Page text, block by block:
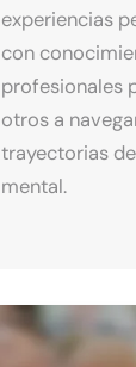
experiencias
con
profesionales
otros a
trayectorias
mental.